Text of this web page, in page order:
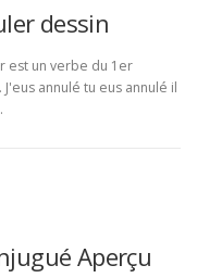
dessin
est un verbe du 1er
annulé tu eus annulé il
Aperçu